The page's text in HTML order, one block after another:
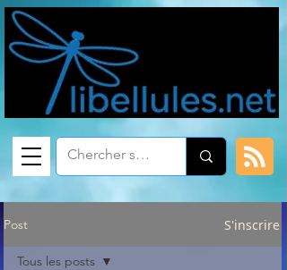
Post S'inscrire
Tous les posts